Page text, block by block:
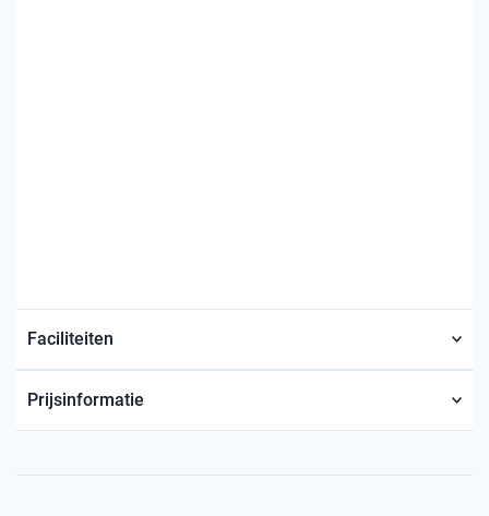
Faciliteiten
Prijsinformatie